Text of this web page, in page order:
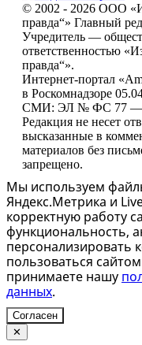
© 2002 - 2026 ООО
правда“» Главный
Учредитель —
ответственностью
правда“».
Интернет-портал
в Роскомнадзоре
СМИ: ЭЛ № ФС 77 —
Редакция не несет
высказанные в
материалов без
запрещено.
Мы используем
Яндекс.Метрика и
корректную работу
функциональность,
персонализировать
пользоваться
принимаете нашу
данных.
Согласен
✕